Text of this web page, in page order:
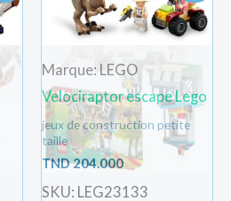
Marque: LEGO
Velociraptor escape Lego
jeux de construction petite
taille
TND204.000
SKU: LEG23133